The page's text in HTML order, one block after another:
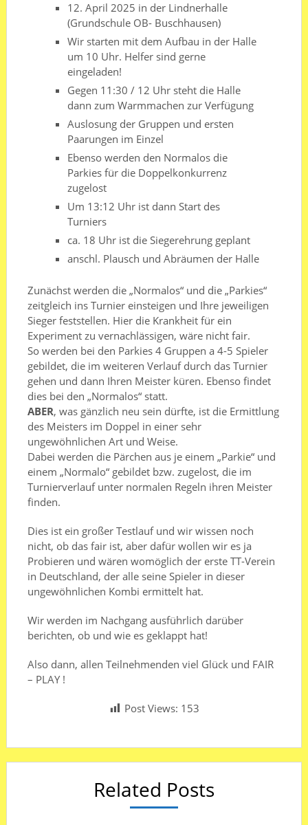
12. April 2025 in der Lindnerhalle
(Grundschule OB- Buschhausen)
Wir starten mit dem Aufbau in der Halle
um 10 Uhr. Helfer sind gerne
eingeladen!
Gegen 11:30 / 12 Uhr steht die Halle
dann zum Warmmachen zur Verfügung
Auslosung der Gruppen und ersten
Paarungen im Einzel
Ebenso werden den Normalos die
Parkies für die Doppelkonkurrenz
zugelost
Um 13:12 Uhr ist dann Start des
Turniers
ca. 18 Uhr ist die Siegerehrung geplant
anschl. Plausch und Abräumen der Halle
Zunächst werden die „Normalos“ und die „Parkies“
zeitgleich ins Turnier einsteigen und Ihre jeweiligen
Sieger feststellen. Hier die Krankheit für ein
Experiment zu vernachlässigen, wäre nicht fair.
So werden bei den Parkies 4 Gruppen a 4-5 Spieler
gebildet, die im weiteren Verlauf durch das Turnier
gehen und dann Ihren Meister küren. Ebenso findet
dies bei den „Normalos“ statt.
ABER, was gänzlich neu sein dürfte, ist die Ermittlung
des Meisters im Doppel in einer sehr
ungewöhnlichen Art und Weise.
Dabei werden die Pärchen aus je einem „Parkie“ und
einem „Normalo“ gebildet bzw. zugelost, die im
Turnierverlauf unter normalen Regeln ihren Meister
finden.
Dies ist ein großer Testlauf und wir wissen noch
nicht, ob das fair ist, aber dafür wollen wir es ja
Probieren und wären womöglich der erste TT-Verein
in Deutschland, der alle seine Spieler in dieser
ungewöhnlichen Kombi ermittelt hat.
Wir werden im Nachgang ausführlich darüber
berichten, ob und wie es geklappt hat!
Also dann, allen Teilnehmenden viel Glück und FAIR
– PLAY !
Post Views: 153
Related Posts